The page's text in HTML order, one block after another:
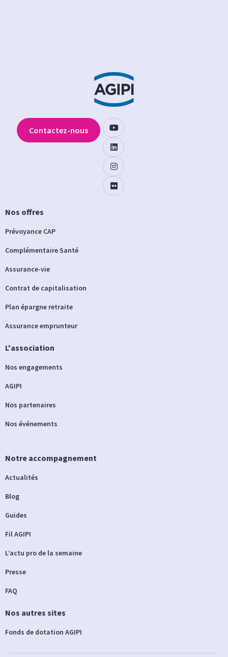
Nos offres
Prévoyance CAP
Complémentaire Santé
Assurance-vie
Contrat de capitalisation
Plan épargne retraite
Assurance emprunteur
L'association
Nos engagements
AGIPI
Nos partenaires
Nos événements
Notre accompagnement
Actualités
Blog
Guides
Fil AGIPI
L’actu pro de la semaine
Presse
FAQ
Nos autres sites
Fonds de dotation AGIPI
Contactez-nous